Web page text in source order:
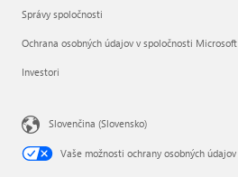
Správy spoločnosti
Ochrana osobných údajov v spoločnosti Microsoft
Investori
Slovenčina (Slovensko)
Vaše možnosti ochrany osobných údajov